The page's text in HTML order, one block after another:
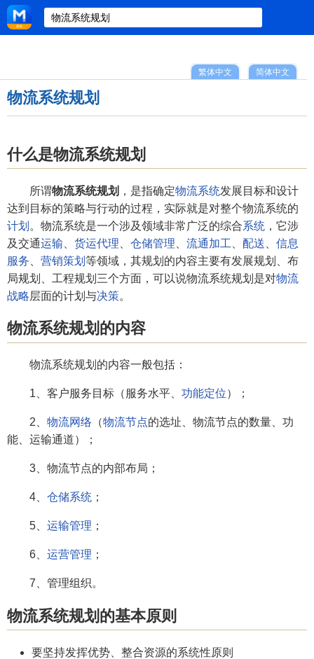
简体中文
繁体中文
物流系统规划
什么是物流系统规划
所谓物流系统规划 ，是指确定物流系统发展目标和设计
达到目标的策略与行动的过程，实际就是对整个物流系统的
计划 。物流系统是一个涉及领域非常广泛的综合系统 ，它涉
及交通运输 货运代理 仓储管理 流通加工 配送
信息
服务
营销策划 等领域，其规划的内容主要有发展规划、布
局规划、工程规划三个方面，可以说物流系统规划是对物流
战略层面的计划与决策。
物流系统规划的内容
物流系统规划的内容一般包括：
1、客户服务目标（服务水平、 功能定位）；
2、 物流网络 （物流节点的选址、物流节点的数量、功
能、运输通道）；
3、物流节点的内部布局；
4、 仓储系统 ；
5、 运输管理 ；
6、 运营管理 ；
7、管理组织。
物流系统规划的基本原则
要坚持发挥优势、整合资源的系统性原则